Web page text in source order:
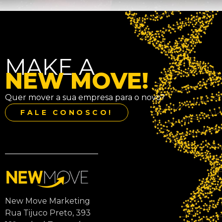
MAKE A
NEW MOVE!
Quer mover a sua empresa para o novo?
FALE CONOSCO!
New Move Marketing
Rua Tijuco Preto, 393